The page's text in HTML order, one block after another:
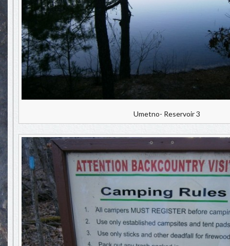
Umetno- Reservoir 3